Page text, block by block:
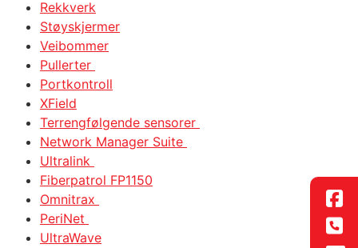
Rekkverk
Støyskjermer
Veibommer
Pullerter
Portkontroll
XField
Terrengfølgende sensorer
Network Manager Suite
Ultralink
Fiberpatrol FP1150
Omnitrax
PeriNet
UltraWave